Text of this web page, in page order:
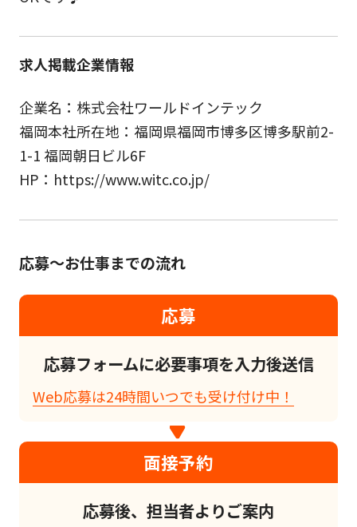
求人掲載企業情報
企業名：株式会社ワールドインテック
福岡本社所在地：福岡県福岡市博多区博多駅前2-
1-1 福岡朝日ビル6F
HP：https://www.witc.co.jp/
応募～お仕事までの流れ
応募
応募フォームに必要事項を入力後送信
Web応募は24時間いつでも受け付け中！
面接予約
応募後、担当者よりご案内